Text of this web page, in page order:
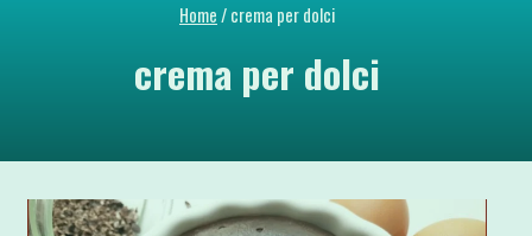
Home/crema per dolci
crema per dolci